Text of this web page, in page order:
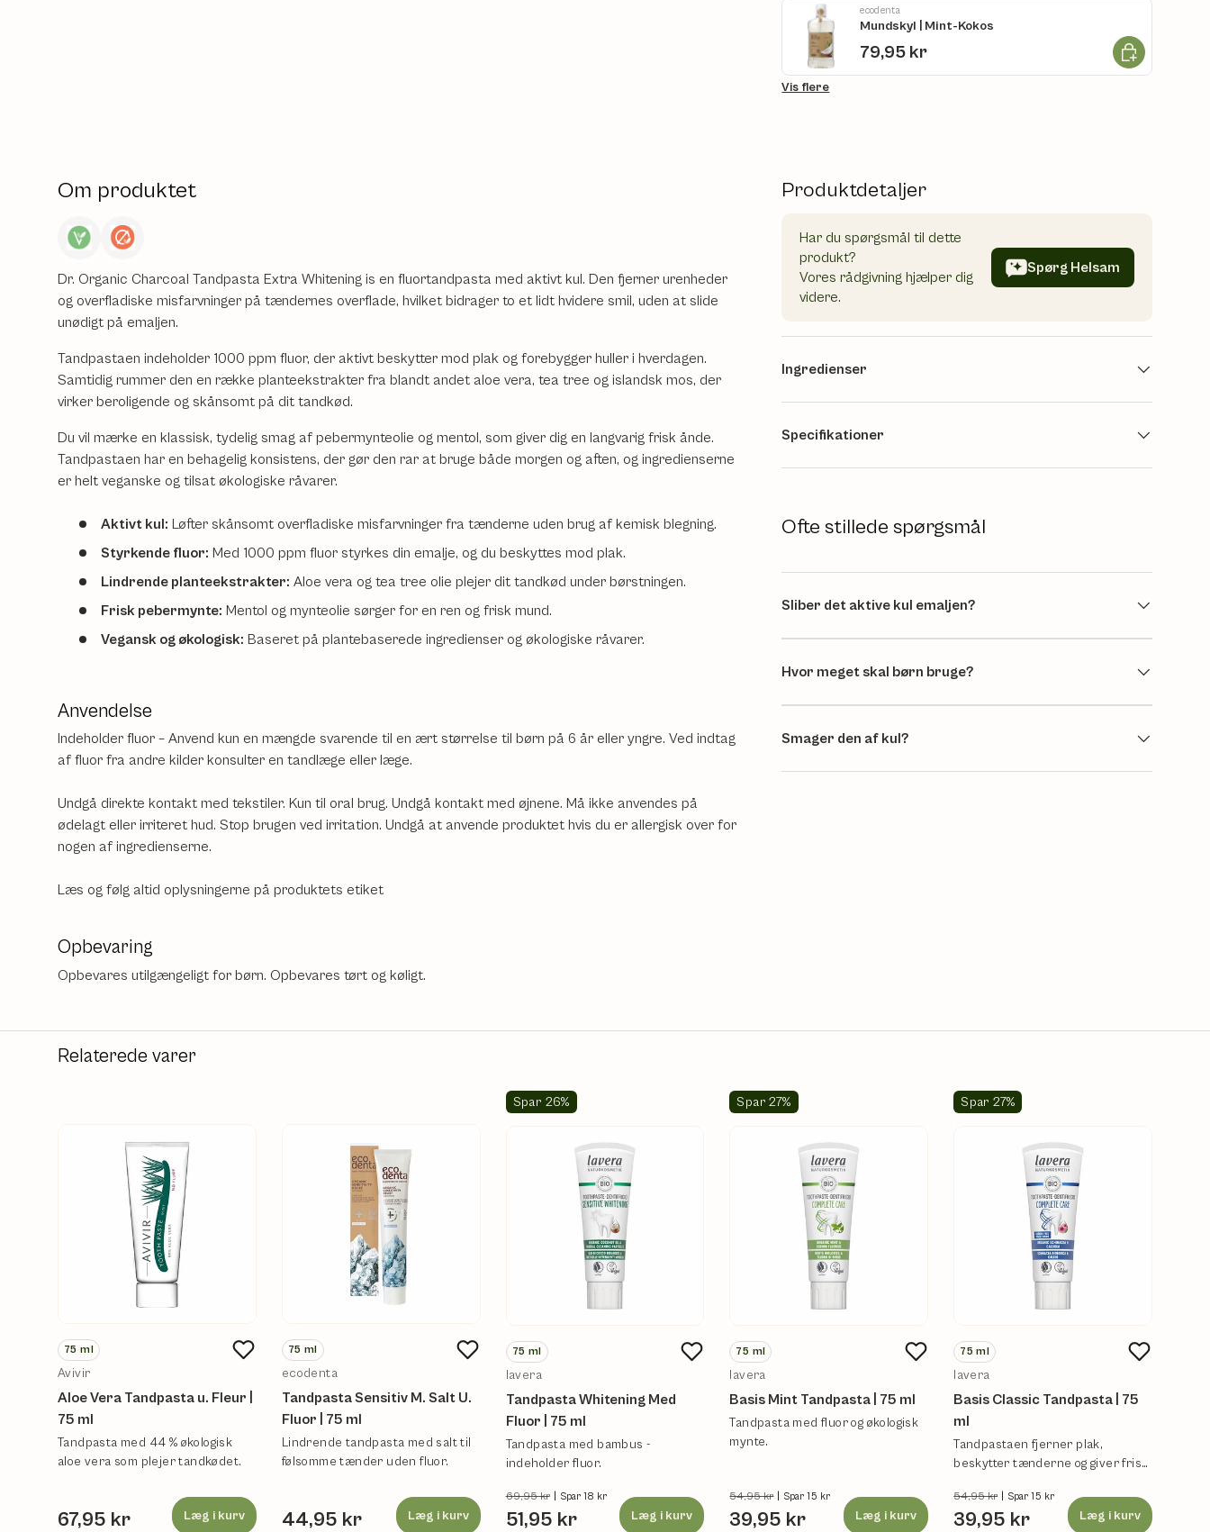
ecodenta
Mundskyl | Mint-Kokos
79,95 kr Læg i kurv
Vis flere
Om produktet
Dr. Organic Charcoal Tandpasta Extra Whitening is en fluortandpasta med aktivt kul. Den fjerner urenheder
og overfladiske misfarvninger på tændernes overflade, hvilket bidrager to et lidt hvidere smil, uden at slide
unødigt på emaljen.
Tandpastaen indeholder 1000 ppm fluor, der aktivt beskytter mod plak og forebygger huller i hverdagen.
Samtidig rummer den en række planteekstrakter fra blandt andet aloe vera, tea tree og islandsk mos, der
virker beroligende og skånsomt på dit tandkød.
Du vil mærke en klassisk, tydelig smag af pebermynteolie og mentol, som giver dig en langvarig frisk ånde.
Tandpastaen har en behagelig konsistens, der gør den rar at bruge både morgen og aften, og ingredienserne
er helt veganske og tilsat økologiske råvarer.
Aktivt kul: Løfter skånsomt overfladiske misfarvninger fra tænderne uden brug af kemisk blegning.
Styrkende fluor: Med 1000 ppm fluor styrkes din emalje, og du beskyttes mod plak.
Lindrende planteekstrakter: Aloe vera og tea tree olie plejer dit tandkød under børstningen.
Frisk pebermynte: Mentol og mynteolie sørger for en ren og frisk mund.
Vegansk og økologisk: Baseret på plantebaserede ingredienser og økologiske råvarer.
Anvendelse
Indeholder fluor – Anvend kun en mængde svarende til en ært størrelse til børn på 6 år eller yngre. Ved indtag
af fluor fra andre kilder konsulter en tandlæge eller læge.
Undgå direkte kontakt med tekstiler. Kun til oral brug. Undgå kontakt med øjnene. Må ikke anvendes på
ødelagt eller irriteret hud. Stop brugen ved irritation. Undgå at anvende produktet hvis du er allergisk over for
nogen af ingredienserne.
Læs og følg altid oplysningerne på produktets etiket
Opbevaring
Opbevares utilgængeligt for børn. Opbevares tørt og køligt.
Produktdetaljer
Har du spørgsmål til dette
produkt?
Vores rådgivning hjælper dig
videre.
Spørg Helsam
Ingredienser
Specifikationer
Ofte stillede spørgsmål
Sliber det aktive kul emaljen?
Hvor meget skal børn bruge?
Smager den af kul?
Relaterede varer
75 ml
Avivir
Aloe Vera Tandpasta u. Fleur |
75 ml
Tandpasta med 44 % økologisk
aloe vera som plejer tandkødet.
67,95 kr Læg i kurv
75 ml
ecodenta
Tandpasta Sensitiv M. Salt U.
Fluor | 75 ml
Lindrende tandpasta med salt til
følsomme tænder uden fluor.
44,95 kr Læg i kurv
Spar 26%
75 ml
lavera
Tandpasta Whitening Med
Fluor | 75 ml
Tandpasta med bambus -
indeholder fluor.
69,95 kr Spar 18 kr
51,95 kr Læg i kurv
Spar 27%
75 ml
lavera
Basis Mint Tandpasta | 75 ml
Tandpasta med fluor og økologisk
mynte.
54,95 kr Spar 15 kr
39,95 kr Læg i kurv
Spar 27%
75 ml
lavera
Basis Classic Tandpasta | 75
ml
Tandpastaen fjerner plak,
beskytter tænderne og giver frisk
54,95 kr Spar 15 kr
39,95 kr Læg i kurv